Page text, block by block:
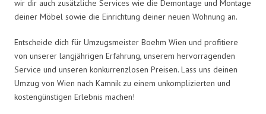
wir dir auch zusätzliche Services wie die Demontage und Montage
deiner Möbel sowie die Einrichtung deiner neuen Wohnung an.
Entscheide dich für Umzugsmeister Boehm Wien und profitiere
von unserer langjährigen Erfahrung, unserem hervorragenden
Service und unseren konkurrenzlosen Preisen. Lass uns deinen
Umzug von Wien nach Kamnik zu einem unkomplizierten und
kostengünstigen Erlebnis machen!